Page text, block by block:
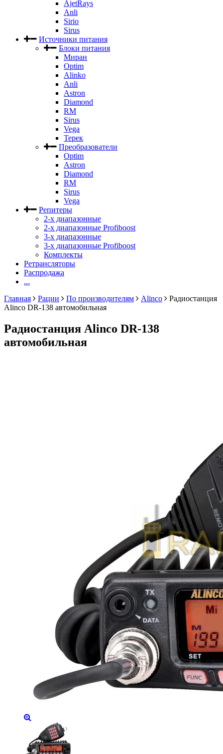
AjetRays
Anli
Sirio
Sirus
Источники питания
Блоки питания
Миран
Optim
Alinko
Anli
Astron
Diamond
RM
Sirus
Vega
Терек
Преобразователи
Optim
Astron
Diamond
RM
Sirus
Vega
Репитеры
2-х диапазонные
2-х диапазонные Profiboost
3-х диапазонные
3-х диапазонные Profiboost
Комплекты
Ретрансляторы
Распродажа
...
Главная
Рации По производителям Alinco
Радиостанция
Alinco DR-138 автомобильная
Радиостанция Alinco DR-138
автомобильная